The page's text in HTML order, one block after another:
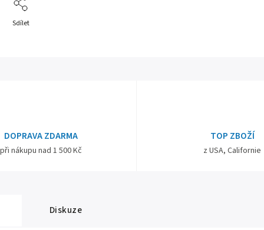
Sdílet
DOPRAVA ZDARMA
při nákupu nad 1 500 Kč
TOP ZBOŽÍ
z USA, Californie
Diskuze